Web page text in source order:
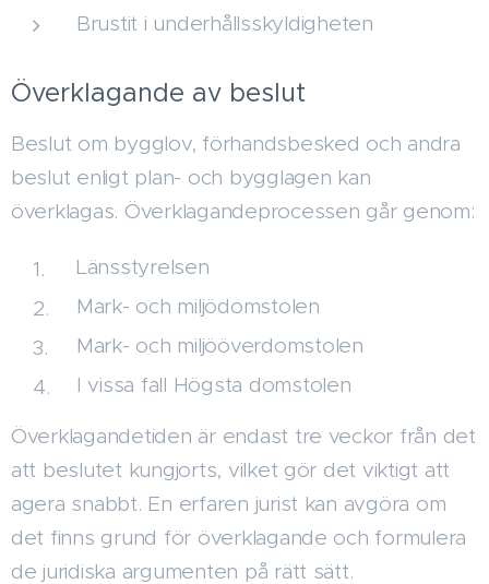
Brustit i underhållsskyldigheten
Överklagande av beslut
Beslut om bygglov, förhandsbesked och andra
beslut enligt plan- och bygglagen kan
överklagas. Överklagandeprocessen går genom:
Länsstyrelsen
Mark- och miljödomstolen
Mark- och miljööverdomstolen
I vissa fall Högsta domstolen
Överklagandetiden är endast tre veckor från det
att beslutet kungjorts, vilket gör det viktigt att
agera snabbt. En erfaren jurist kan avgöra om
det finns grund för överklagande och formulera
de juridiska argumenten på rätt sätt.